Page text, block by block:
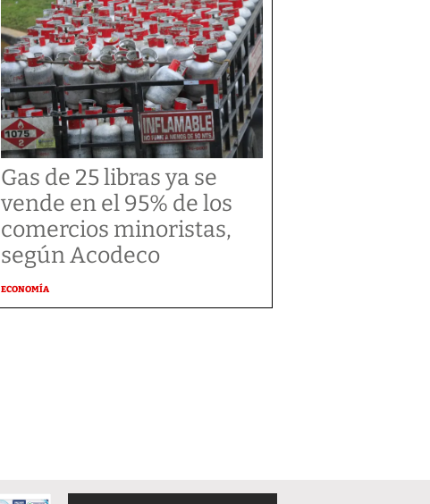
Gas de 25 libras ya se
vende en el 95% de los
comercios minoristas,
según Acodeco
ECONOMÍA